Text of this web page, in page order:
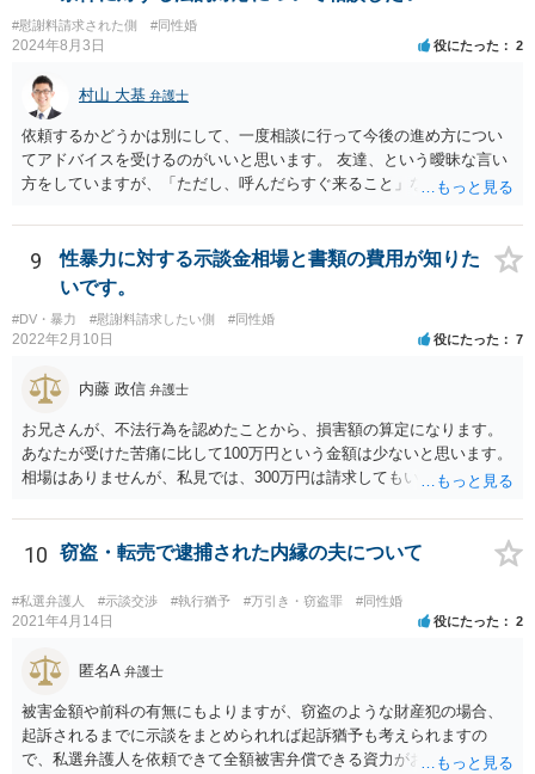
#慰謝料請求された側 #同性婚
2024年8月3日 役にたった 2
村山 大基 弁護士
依頼するかどうかは別にして、一度相談に行って今後の進め方につい
てアドバイスを受けるのがいいと思います。 友達、という曖昧な言い
方をしていますが、「ただし、呼んだらすぐ来ること」などと条件を
通り関わりを断つ方向がいいと思います。
9
性暴力に対する示談金相場と書類の費用が知りた
いです。
#DV・暴力 #慰謝料請求したい側 #同性婚
2022年2月10日 役にたった 7
内藤 政信 弁護士
お兄さんが、不法行為を認めたことから、損害額の算定になります。
あなたが受けた苦痛に比して100万円という金額は少ないと思います。
相場はありませんが、私見では、300万円は請求してもいいですね。
なるような条件では困るでしょう。 支払いの効果を高めるために、弁
護士を立ち合い人にするといいで しょう。 したがって、金額も含め
て、条件については弁護士と話をするといい でしょう。 書面はどちら
が作っても構いません。 書類を作るには、少なくも、５５０００円
は、かかるでしょう。
10 窃盗・転売で逮捕された内縁の夫について
#私選弁護人 #示談交渉 #執行猶予 #万引き・窃盗罪 #同性婚
2021年4月14日 役にたった 2
匿名A 弁護士
被害金額や前科の有無にもよりますが、窃盗のような財産犯の場合、
起訴されるまでに示談をまとめられれば起訴猶予も考えられますの
で、私選弁護人を依頼できて全額被害弁償できる資力がお有りなので